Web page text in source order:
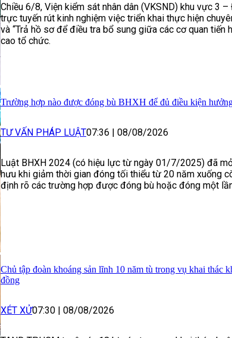
Chiều 6/8, Viện kiểm sát nhân dân (VKSND) khu vực 3
trực tuyến rút kinh nghiệm việc triển khai thực hiện
và “Trả hồ sơ để điều tra bổ sung giữa các cơ quan tiến
cao tổ chức.
Trường hợp nào được đóng bù BHXH để đủ điều kiện
TƯ VẤN PHÁP LUẬT07:36 08/08/2026
Luật BHXH 2024 (có hiệu lực từ ngày 01/7/2025) đã
hưu khi giảm thời gian đóng tối thiểu từ 20 năm xuống
định rõ các trường hợp được đóng bù hoặc đóng một
Chủ tập đoàn khoáng sản lĩnh 10 năm tù trong vụ khai thác
đồng
XÉT XỬ07:30 | 08/08/2026